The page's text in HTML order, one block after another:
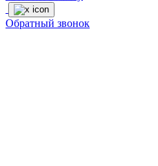
Обратный звонок